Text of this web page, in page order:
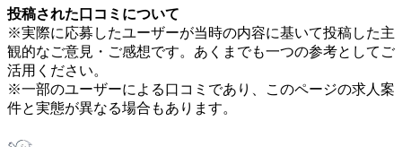
投稿された口コミについて
※実際に応募したユーザーが当時の内容に基いて投稿した主
観的なご意見・ご感想です。あくまでも一つの参考としてご
活用ください。
※一部のユーザーによる口コミであり、このページの求人案
件と実態が異なる場合もあります。